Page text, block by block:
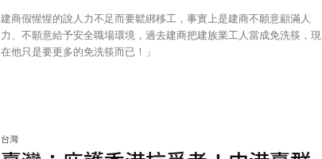
建商假惺惺的說人力不足而要鬆綁移工，事實上是建商不願意顧滿人
力、不願意給予安全職場環境，過去建商把建族業工人當成免洗筷，現
在他只是要更多的免洗筷而已！」
台灣